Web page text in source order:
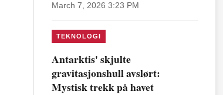
March 7, 2026 3:23 PM
TEKNOLOGI
Antarktis' skjulte
gravitasjonshull avslørt:
Mystisk trekk på havet